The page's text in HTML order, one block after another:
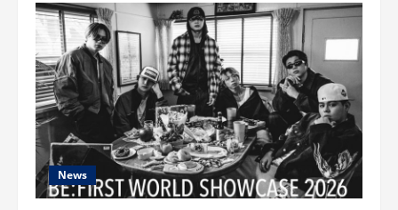
Artist
ส่ง
“มอส
ภาณุ
วัฒน์”
โก
อินเตอร์!
ออ
ร่า
พุ่ง
แฟน
อิน
โด
แห่
ต้อนรับ
ห้าง
News